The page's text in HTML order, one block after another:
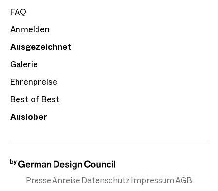
FAQ
Anmelden
Ausgezeichnet
Galerie
Ehrenpreise
Best of Best
Auslober
PresseAnreiseDatenschutzImpressumAGB